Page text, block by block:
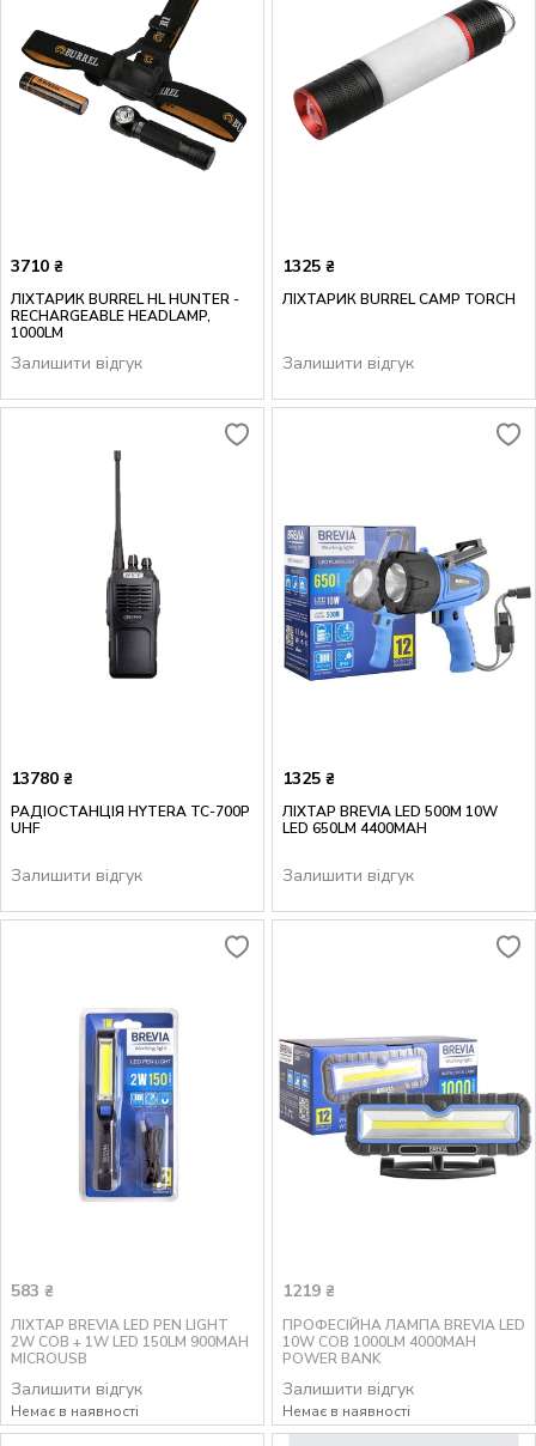
3710 ₴
ЛІХТАРИК BURREL HL HUNTER -
RECHARGEABLE HEADLAMP,
1000LM
Залишити відгук
1325 ₴
ЛІХТАРИК BURREL CAMP TORCH
Залишити відгук
13780 ₴
РАДІОСТАНЦІЯ HYTERA TC-700P
UHF
Залишити відгук
1325 ₴
ЛІХТАР BREVIA LED 500М 10W
LED 650LM 4400MAH
Залишити відгук
583 ₴
ЛІХТАР BREVIA LED PEN LIGHT
2W COB + 1W LED 150LM 900MAH
MICROUSB
Залишити відгук
Немає в наявності
1219 ₴
ПРОФЕСІЙНА ЛАМПА BREVIA LED
10W COB 1000LM 4000MAH
POWER BANK
Залишити відгук
Немає в наявності